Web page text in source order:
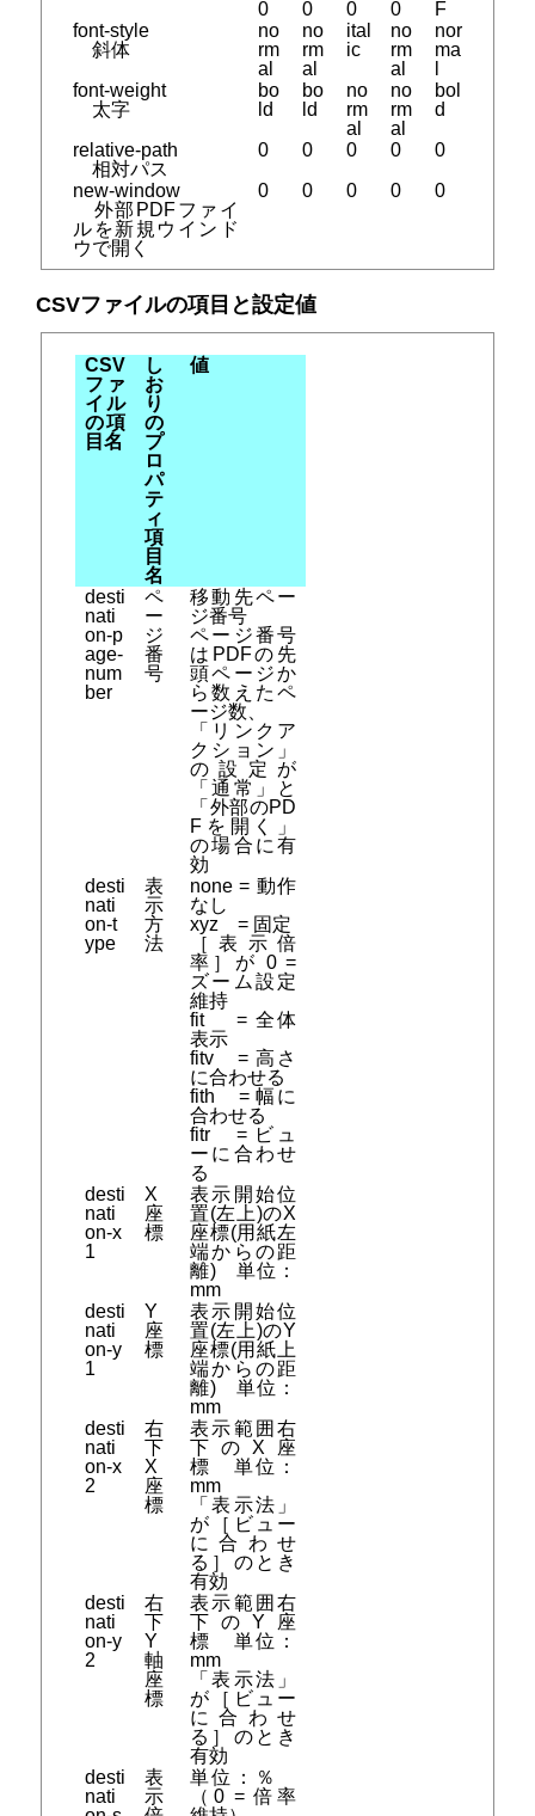
0
0
0
0
F
font-style
斜体
no
rm
al
no
rm
al
ital
ic
no
rm
al
nor
ma
font-weight
太字
bo
ld
bo
ld
no
rm
al
no
rm
al
bol
d
relative-path
相対パス
0 0 0 0
0
new-window
外部PDFファイ
ルを新規ウインド
ウで開く
0 0 0 0 0
CSVファイルの項目と設定値
CSV
ファ
イル
の項
目名
し
お
り
の
プ
ロ
パ
テ
ィ
項
目
名
値
desti
nati
on-p
age-
num
ber
ペ
ー
ジ
番
号
移動先ペー
ジ番号
ページ番号
はPDFの先
頭ページか
ら数えたペ
ージ数、
「リンクア
クション」
の設定が
「通常」と
「外部のPD
Fを開く」
の場合に有
効
desti
nati
on-t
ype
表
示
方
法
none = 動作
なし
xyz = 固定
［表示倍
率］が 0 =
ズーム設定
維持
fit = 全体
表示
fitv = 高さ
に合わせる
fith = 幅に
合わせる
fitr = ビュ
ーに合わせ
る
desti
nati
on-x
1
X
座
標
表示開始位
置(左上)のX
座標(用紙左
端からの距
離) 単位：
mm
desti
nati
on-y
1
Y
座
標
表示開始位
置(左上)のY
座標(用紙上
端からの距
離) 単位：
mm
desti
nati
on-x
2
右
下
X
座
標
表示範囲右
下のX座
標 単位：
mm
「表示法」
が［ビュー
に合わせ
る］のとき
有効
desti
nati
on-y
2
右
下
Y
軸
座
標
表示範囲右
下のY座
標 単位：
mm
「表示法」
が［ビュー
に合わせ
る］のとき
有効
desti
nati
表
示
単位：％
（0 = 倍率